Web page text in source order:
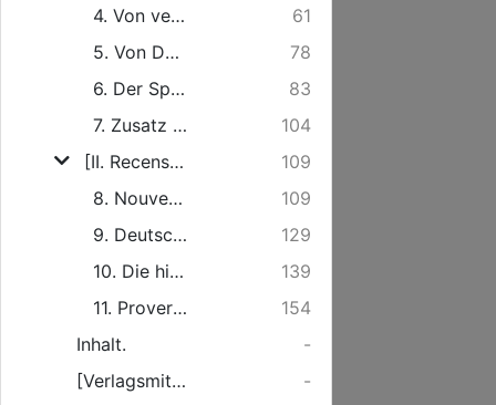
4. Von veralteten Wörtern.
61
5. Von Deutschen Monathsnahmen.
78
6. Der Sprachgebrauch gilt mehr, als Analogie und Regeln.
83
7. Zusatz zur ersten und fünften Abhandlung des vorigen Stückes.
104
[II. Recensionen]
109
8. Nouveau Dictionnaire de la langue Allemande & Françoise ...
109
9. Deutsche Sprachlehre für Damen.
129
10. Die historischen Bücher des alten Testaments ...
139
11. Proverbium Copia ... Eucharium Eyering ...
154
Inhalt.
-
[Verlagsmitteilung]
-